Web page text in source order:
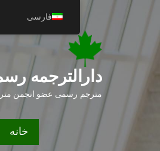
دارالترجمه
مترجم رسمی عضو انجمن
خانه
فارسی